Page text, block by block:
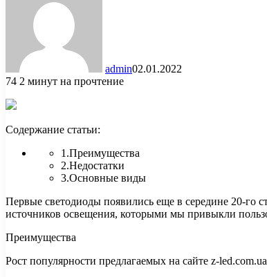
admin02.01.2022
74 2 минут на прочтение
Содержание статьи:
1.Преимущества
2.Недостатки
3.Основные виды
Первые светодиоды появились еще в середине 20-го
источников освещения, которыми мы привыкли
Преимущества
Рост популярности предлагаемых на сайте z-